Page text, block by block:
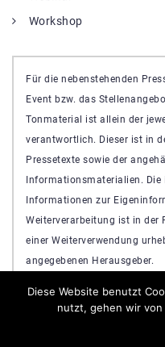
Workshop
Für die nebenstehenden
Event bzw. das
Tonmaterial ist allein der
verantwortlich. Dieser ist in
Pressetexte sowie der
Informationsmaterialien.
Informationen zur
Weiterverarbeitung ist in der
einer Weiterverwendung
angegebenen Herausgeber.
Diese Website benutzt
nutzt, gehen wir von